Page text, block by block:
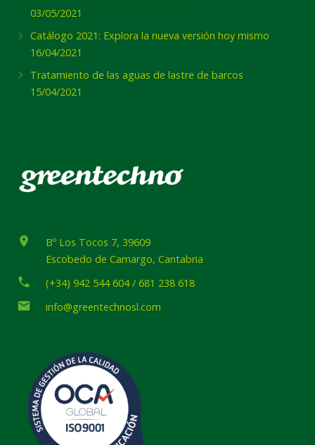
03/05/2021
Catálogo 2021: Explora la nueva versión hoy mismo
16/04/2021
Tratamiento de las aguas de lastre de barcos
15/04/2021
place
Bº Los Tocos 7, 39609
Escobedo de Camargo, Cantabria
phone (+34) 942 544 604 / 681 238 618
email info@greentechnosl.com